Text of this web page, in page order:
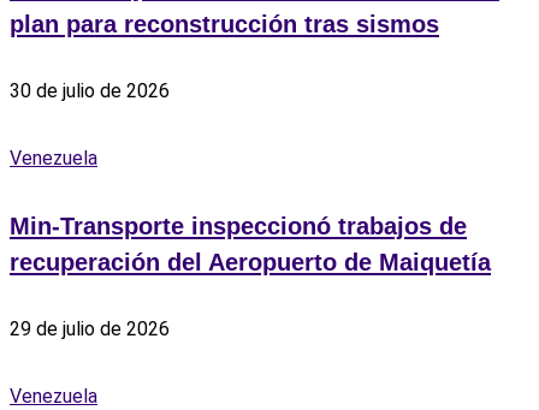
plan para reconstrucción tras sismos
30 de julio de 2026
Venezuela
Min-Transporte inspeccionó trabajos de
recuperación del Aeropuerto de Maiquetía
29 de julio de 2026
Venezuela